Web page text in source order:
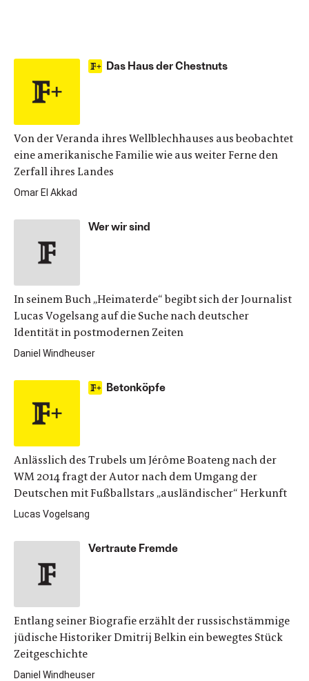
Das Haus der Chestnuts
Von der Veranda ihres Wellblechhauses aus beobachtet
eine amerikanische Familie wie aus weiter Ferne den
Zerfall ihres Landes
Omar El Akkad
Wer wir sind
In seinem Buch „Heimaterde“ begibt sich der Journalist
Lucas Vogelsang auf die Suche nach deutscher
Identität in postmodernen Zeiten
Daniel Windheuser
Betonköpfe
Anlässlich des Trubels um Jérôme Boateng nach der
WM 2014 fragt der Autor nach dem Umgang der
Deutschen mit Fußballstars „ausländischer“ Herkunft
Lucas Vogelsang
Vertraute Fremde
Entlang seiner Biografie erzählt der russischstämmige
jüdische Historiker Dmitrij Belkin ein bewegtes Stück
Zeitgeschichte
Daniel Windheuser